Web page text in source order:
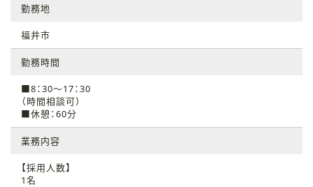
勤務地
福井市
勤務時間
■8：30～17：30
（時間相談可）
■休憩：60分
業務内容
【採用人数】
1名